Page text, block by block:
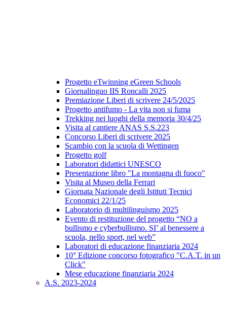
Progetto eTwinning eGreen Schools
Giornalinguo IIS Roncalli 2025
Premiazione Liberi di scrivere 24/5/2025
Progetto antifumo - La vita non si fuma
Trekking nei luoghi della memoria 30/4/25
Visita al cantiere ANAS S.S.223
Concorso Liberi di scrivere 2025
Scambio con la scuola di Wettingen
Progetto golf
Laboratori didattici UNESCO
Presentazione libro "La montagna di fuoco"
Visita al Museo della Ferrari
Giornata Nazionale degli Istituti Tecnici
Economici 22/1/25
Laboratorio di multilinguismo 2025
Evento di restituzione del progetto “NO a
bullismo e cyberbullismo. SI’ al benessere a
scuola, nello sport, nel web”
Laboratori di educazione finanziaria 2024
10° Edizione concorso fotografico "C.A.T. in un
Click"
Mese educazione finanziaria 2024
A.S. 2023-2024